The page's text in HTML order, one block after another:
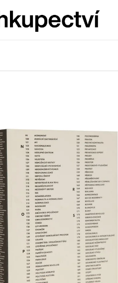
BRUTAL PRAGUE
165 Kč